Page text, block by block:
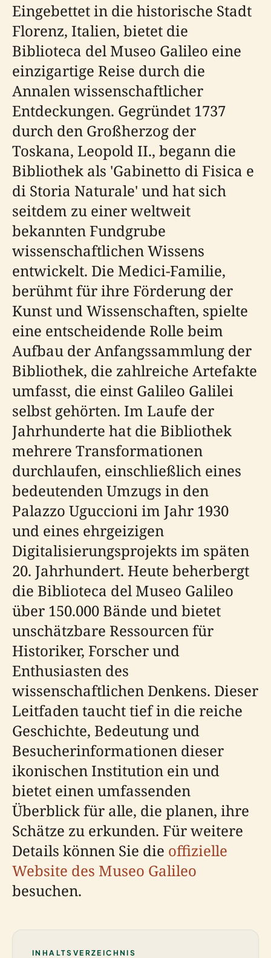
Eingebettet in die historische Stadt
Florenz, Italien, bietet die
Biblioteca del Museo Galileo eine
einzigartige Reise durch die
Annalen wissenschaftlicher
Entdeckungen. Gegründet 1737
durch den Großherzog der
Toskana, Leopold II., begann die
Bibliothek als 'Gabinetto di Fisica e
di Storia Naturale' und hat sich
seitdem zu einer weltweit
bekannten Fundgrube
wissenschaftlichen Wissens
entwickelt. Die Medici-Familie,
berühmt für ihre Förderung der
Kunst und Wissenschaften, spielte
eine entscheidende Rolle beim
Aufbau der Anfangssammlung der
Bibliothek, die zahlreiche Artefakte
umfasst, die einst Galileo Galilei
selbst gehörten. Im Laufe der
Jahrhunderte hat die Bibliothek
mehrere Transformationen
durchlaufen, einschließlich eines
bedeutenden Umzugs in den
Palazzo Uguccioni im Jahr 1930
und eines ehrgeizigen
Digitalisierungsprojekts im späten
20. Jahrhundert. Heute beherbergt
die Biblioteca del Museo Galileo
über 150.000 Bände und bietet
unschätzbare Ressourcen für
Historiker, Forscher und
Enthusiasten des
wissenschaftlichen Denkens. Dieser
Leitfaden taucht tief in die reiche
Geschichte, Bedeutung und
Besucherinformationen dieser
ikonischen Institution ein und
bietet einen umfassenden
Überblick für alle, die planen, ihre
Schätze zu erkunden. Für weitere
Details können Sie die offizielle
Website des Museo Galileo
besuchen.
INHALTSVERZEICHNIS